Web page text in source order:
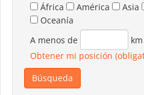
África América Asia
Oceanía
A menos de
Obtener mi posición